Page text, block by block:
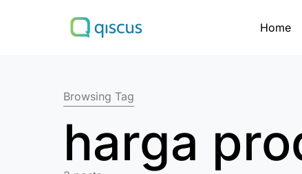
Home
Search for:
Browsing Tag
harga